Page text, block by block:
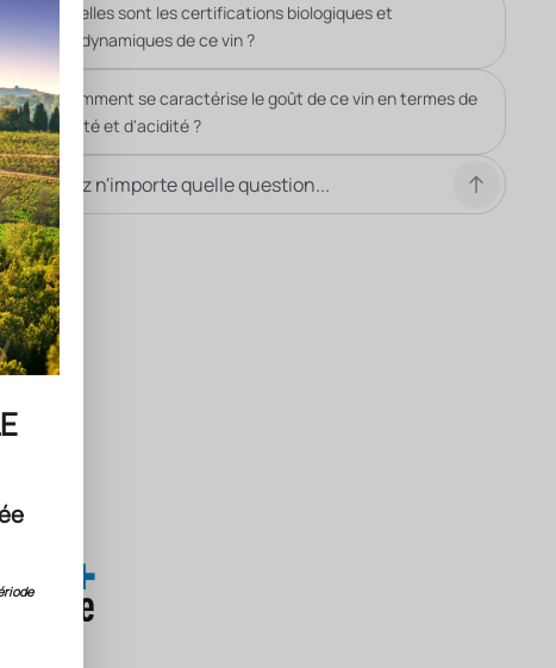
Quelles sont les certifications biologiques et
biodynamiques de ce vin ?
Comment se caractérise le goût de ce vin en termes de
fruité et d'acidité ?